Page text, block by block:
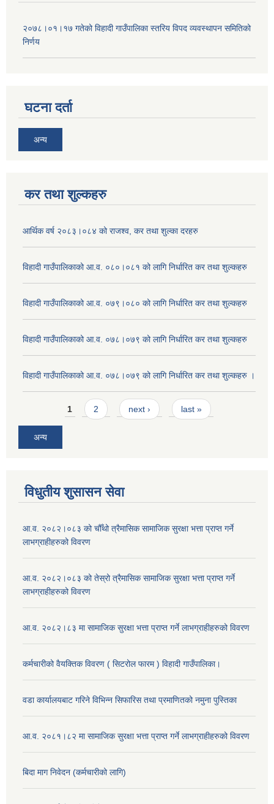
२०७८।०१।१७ गतेको विहादी गाउँपालिका स्तरिय विपद व्यवस्थापन समितिको
निर्णय
घटना दर्ता
अन्य
कर तथा शुल्कहरु
आर्थिक वर्ष २०८३।०८४ को राजश्व, कर तथा शुल्का दरहरु
विहादी गाउँपालिकाको आ.व. ०८०।०८१ को लागि निर्धारित कर तथा शुल्कहरु
विहादी गाउँपालिकाको आ.व. ०७९।०८० को लागि निर्धारित कर तथा शुल्कहरु
विहादी गाउँपालिकाको आ.व. ०७८।०७९ को लागि निर्धारित कर तथा शुल्कहरु
विहादी गाउँपालिकाको आ.व. ०७८।०७९ को लागि निर्धारित कर तथा शुल्कहरु ।
Pages1 2 next › last »
अन्य
विधुतीय शुसासन सेवा
आ.व. २०८२।०८३ को चौँथो त्रैमासिक सामाजिक सुरक्षा भत्ता प्राप्त गर्ने
लाभग्राहीहरुको विवरण
आ.व. २०८२।०८३ को तेस्रो त्रैमासिक सामाजिक सुरक्षा भत्ता प्राप्त गर्ने
लाभग्राहीहरुको विवरण
आ.व. २०८२।८३ मा सामाजिक सुरक्षा भत्ता प्राप्त गर्ने लाभग्राहीहरुको विवरण
कर्मचारीको वैयक्तिक विवरण ( सिटरोल फारम ) विहादी गाउँपालिका।
वडा कार्यालयबाट गरिने विभिन्न सिफारिस तथा प्रमाणितको नमुना पुस्तिका
आ.व. २०८१।८२ मा सामाजिक सुरक्षा भत्ता प्राप्त गर्ने लाभग्राहीहरुको विवरण
बिदा माग निवेदन (कर्मचारीको लागि)